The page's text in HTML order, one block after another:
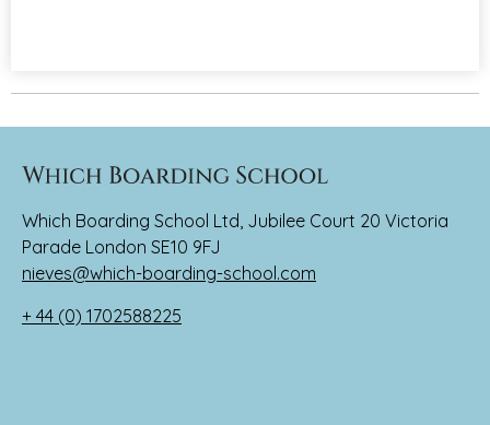
Which Boarding School Ltd, Jubilee Court 20 Victoria
Parade London SE10 9FJ
nieves@which-boarding-school.com
+ 44 (0) 1702588225